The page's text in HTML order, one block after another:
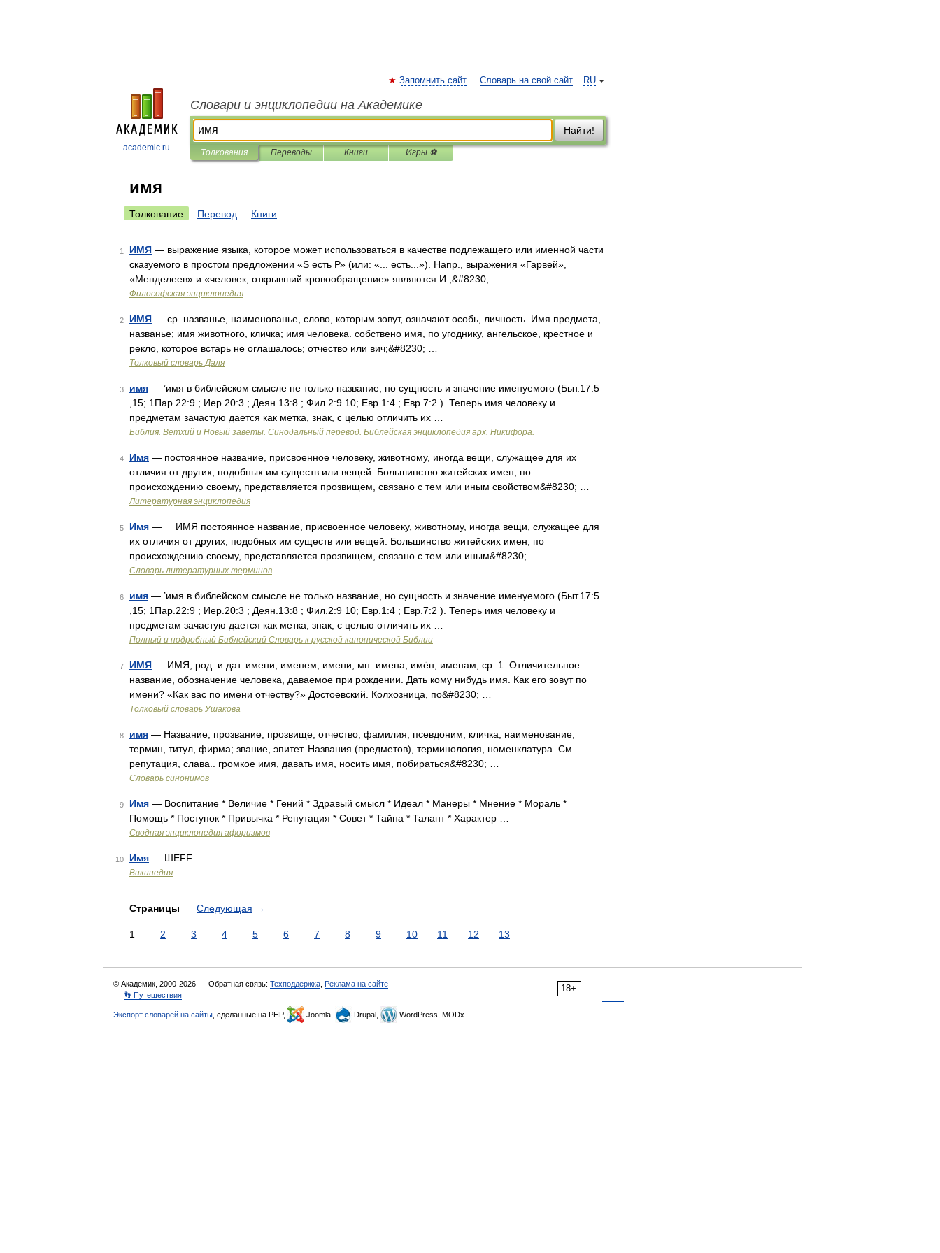
academic.ru
RU
Запомнить сайт Словарь на свой сайт
Словари и энциклопедии на Академике
Найти!
Толкования Переводы Книги Игры ⚽
имя
Толкование Перевод Книги
1 ИМЯ — выражение языка, которое может использоваться в качестве подлежащего или именной части
сказуемого в простом предложении «S есть Р» (или: «... есть...»). Напр., выражения «Гарвей»,
«Менделеев» и «человек, открывший кровообращение» являются И.,&#8230; …
Философская энциклопедия
2 ИМЯ — ср. названье, наименованье, слово, которым зовут, означают особь, личность. Имя предмета,
названье; имя животного, кличка; имя человека. собствено имя, по угоднику, ангельское, крестное и
рекло, которое встарь не оглашалось; отчество или вич;&#8230; …
Толковый словарь Даля
3 имя — ’имя в библейском смысле не только название, но сущность и значение именуемого (Быт.17:5
,15; 1Пар.22:9 ; Иер.20:3 ; Деян.13:8 ; Фил.2:9 10; Евр.1:4 ; Евр.7:2 ). Теперь имя человеку и
предметам зачастую дается как метка, знак, с целью отличить их …
Библия. Ветхий и Новый заветы. Синодальный перевод. Библейская энциклопедия арх. Никифора.
4 Имя — постоянное название, присвоенное человеку, животному, иногда вещи, служащее для их
отличия от других, подобных им существ или вещей. Большинство житейских имен, по
происхождению своему, представляется прозвищем, связано с тем или иным свойством&#8230; …
Литературная энциклопедия
5 Имя — ИМЯ постоянное название, присвоенное человеку, животному, иногда вещи, служащее для
их отличия от других, подобных им существ или вещей. Большинство житейских имен, по
происхождению своему, представляется прозвищем, связано с тем или иным&#8230; …
Словарь литературных терминов
6 имя — ’имя в библейском смысле не только название, но сущность и значение именуемого (Быт.17:5
,15; 1Пар.22:9 ; Иер.20:3 ; Деян.13:8 ; Фил.2:9 10; Евр.1:4 ; Евр.7:2 ). Теперь имя человеку и
предметам зачастую дается как метка, знак, с целью отличить их …
Полный и подробный Библейский Словарь к русской канонической Библии
7 ИМЯ — ИМЯ, род. и дат. имени, именем, имени, мн. имена, имён, именам, ср. 1. Отличительное
название, обозначение человека, даваемое при рождении. Дать кому нибудь имя. Как его зовут по
имени? «Как вас по имени отчеству?» Достоевский. Колхозница, по&#8230; …
Толковый словарь Ушакова
8 имя — Название, прозвание, прозвище, отчество, фамилия, псевдоним; кличка, наименование,
термин, титул, фирма; звание, эпитет. Названия (предметов), терминология, номенклатура. См.
репутация, слава.. громкое имя, давать имя, носить имя, побираться&#8230; …
Словарь синонимов
9 Имя — Воспитание * Величие * Гений * Здравый смысл * Идеал * Манеры * Мнение * Мораль *
Помощь * Поступок * Привычка * Репутация * Совет * Тайна * Талант * Характер …
Сводная энциклопедия афоризмов
10 Имя — ШEFF …
Википедия
Страницы Следующая →
1 2 3 4 5 6 7 8 9 10 11 12 13
18+
© Академик, 2000-2026 Обратная связь: Техподдержка Реклама на сайте
👣 Путешествия
Экспорт словарей на сайты , сделанные на PHP, Joomla, Drupal, WordPress, MODx.